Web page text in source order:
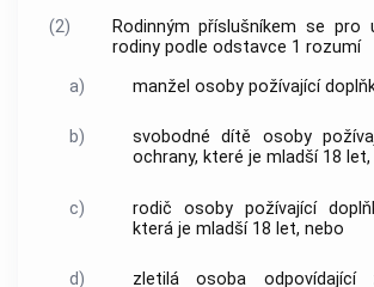
(2)
Rodinným příslušníkem se pro
rodiny podle odstavce 1 rozumí
a)
manžel osoby požívající
b)
svobodné dítě osoby
ochrany, které je mladší 18 let,
c)
rodič osoby požívající
která je mladší 18 let, nebo
d)
zletilá osoba odpovídající